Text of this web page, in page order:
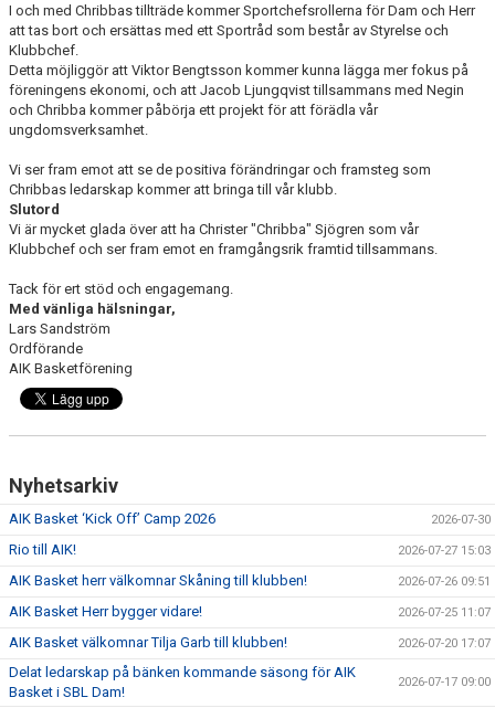
I och med Chribbas tillträde kommer Sportchefsrollerna för Dam och Herr
att tas bort och ersättas med ett Sportråd som består av Styrelse och
Klubbchef.
Detta möjliggör att Viktor Bengtsson kommer kunna lägga mer fokus på
föreningens ekonomi, och att Jacob Ljungqvist tillsammans med Negin
och Chribba kommer påbörja ett projekt för att förädla vår
ungdomsverksamhet.
Vi ser fram emot att se de positiva förändringar och framsteg som
Chribbas ledarskap kommer att bringa till vår klubb.
Slutord
Vi är mycket glada över att ha Christer "Chribba" Sjögren som vår
Klubbchef och ser fram emot en framgångsrik framtid tillsammans.
Tack för ert stöd och engagemang.
Med vänliga hälsningar,
Lars Sandström
Ordförande
AIK Basketförening
Nyhetsarkiv
AIK Basket ‘Kick Off’ Camp 2026 2026-07-30
Rio till AIK! 2026-07-27 15:03
AIK Basket herr välkomnar Skåning till klubben! 2026-07-26 09:51
AIK Basket Herr bygger vidare! 2026-07-25 11:07
AIK Basket välkomnar Tilja Garb till klubben! 2026-07-20 17:07
Delat ledarskap på bänken kommande säsong för AIK
Basket i SBL Dam!
2026-07-17 09:00